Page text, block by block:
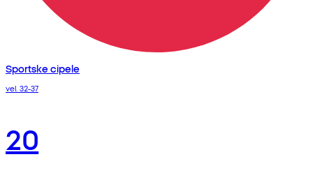
Sportske cipele
vel. 32-37
20